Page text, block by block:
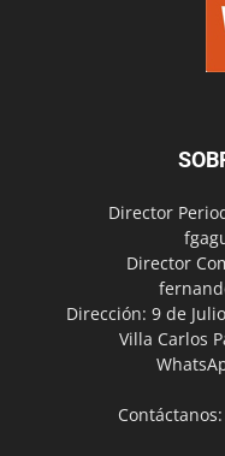
Director
Director
Dirección: 9 de
Villa Carlos
Contáctanos: